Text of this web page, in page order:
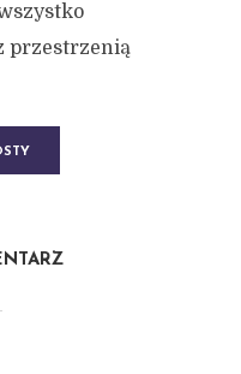
przestrzenią